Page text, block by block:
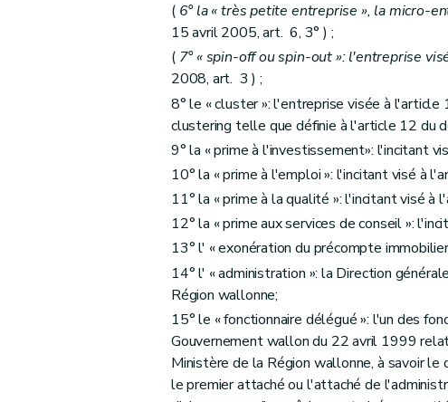
( 6° la « très petite entreprise », la micro-
15 avril 2005, art. 6, 3° ) ;
( 7° « spin-off ou spin-out »: l'entreprise
2008, art. 3 ) ;
8° le « cluster »: l'entreprise visée à
clustering telle que définie à l'article 12 du
9° la « prime à l'investissement»: l'incitant
10° la « prime à l'emploi »: l'incitant visé à
11° la « prime à la qualité »: l'incitant visé à
12° la « prime aux services de conseil »:
13° l' « exonération du précompte
14° l' « administration »: la Direction
Région wallonne;
15° le « fonctionnaire délégué »: l'un des
Gouvernement wallon du 22 avril 1999
Ministère de la Région wallonne, à savoir
le premier attaché ou l'attaché de